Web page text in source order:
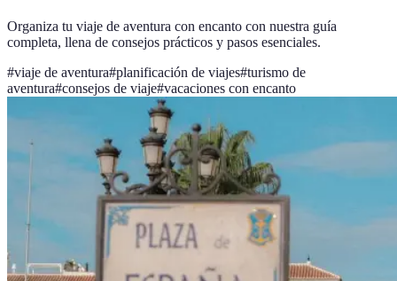
Organiza tu viaje de aventura con encanto con nuestra guía
completa, llena de consejos prácticos y pasos esenciales.
#viaje de aventura#planificación de viajes#turismo de
aventura#consejos de viaje#vacaciones con encanto